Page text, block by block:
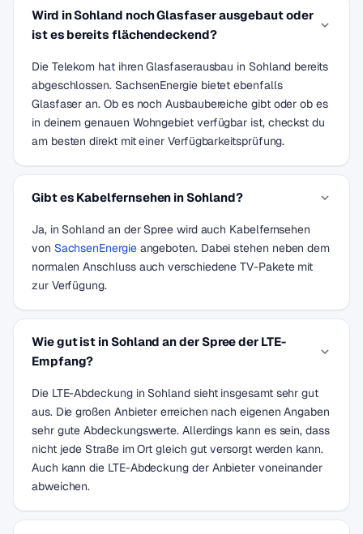
Wird in Sohland noch Glasfaser ausgebaut oder
ist es bereits flächendeckend?
Die Telekom hat ihren Glasfaserausbau in Sohland bereits
abgeschlossen. SachsenEnergie bietet ebenfalls
Glasfaser an. Ob es noch Ausbaubereiche gibt oder ob es
in deinem genauen Wohngebiet verfügbar ist, checkst du
am besten direkt mit einer Verfügbarkeitsprüfung.
Gibt es Kabelfernsehen in Sohland?
Ja, in Sohland an der Spree wird auch Kabelfernsehen
von SachsenEnergieangeboten. Dabei stehen neben dem
normalen Anschluss auch verschiedene TV-Pakete mit
zur Verfügung.
Wie gut ist in Sohland an der Spree der LTE-
Empfang?
Die LTE-Abdeckung in Sohland sieht insgesamt sehr gut
aus. Die großen Anbieter erreichen nach eigenen Angaben
sehr gute Abdeckungswerte. Allerdings kann es sein, dass
nicht jede Straße im Ort gleich gut versorgt werden kann.
Auch kann die LTE-Abdeckung der Anbieter voneinander
abweichen.